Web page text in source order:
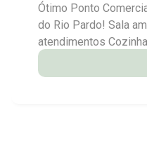
Ótimo Ponto
do Rio Pardo! Sala ampla, ideal para
atendimentos
Observação: sem cobrança
localização, perfeito